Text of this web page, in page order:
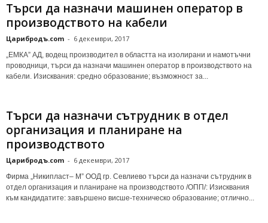
Търси да назначи машинен оператор в
производството на кабели
Царибродъ.com - 6 декември, 2017
„ЕМКА” АД, водещ производител в областта на изолирани и намотъчни
проводници, търси да назначи машинен оператор в производството на
кабели. Изисквания: средно образование; възможност за...
Търси да назначи сътрудник в отдел
организация и планиране на
производството
Царибродъ.com - 6 декември, 2017
Фирма „Никипласт– М” ООД гр. Севлиево търси да назначи сътрудник в
отдел организация и планиране на производството /ОПП/: Изисквания
към кандидатите: завършено висше-техническо образование; отлично...